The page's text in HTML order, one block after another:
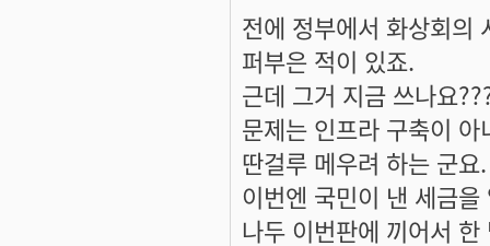
전에 정부에서 화상회의
퍼부은 적이 있죠.
근데 그거 지금 쓰나요
문제는 인프라 구축이
딴걸루 메우려 하는 군요.
이번엔 국민이 낸 세금
나두 이번판에 끼어서